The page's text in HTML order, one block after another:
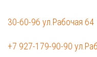
30-60-96 ул.Рабочая 64
+7 927-179-90-90